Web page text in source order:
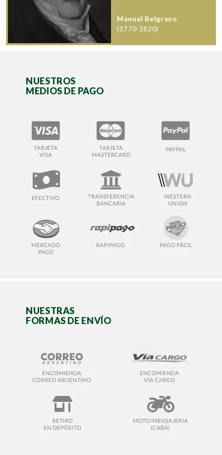
Manuel Belgrano
(1770-1820)
NUESTROS
MEDIOS DE PAGO
NUESTRAS
FORMAS DE ENVÍO